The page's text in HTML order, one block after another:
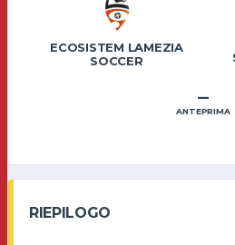
ECOSISTEM LAMEZIA
SOCCER
–
ANTEPRIMA
RIEPILOGO